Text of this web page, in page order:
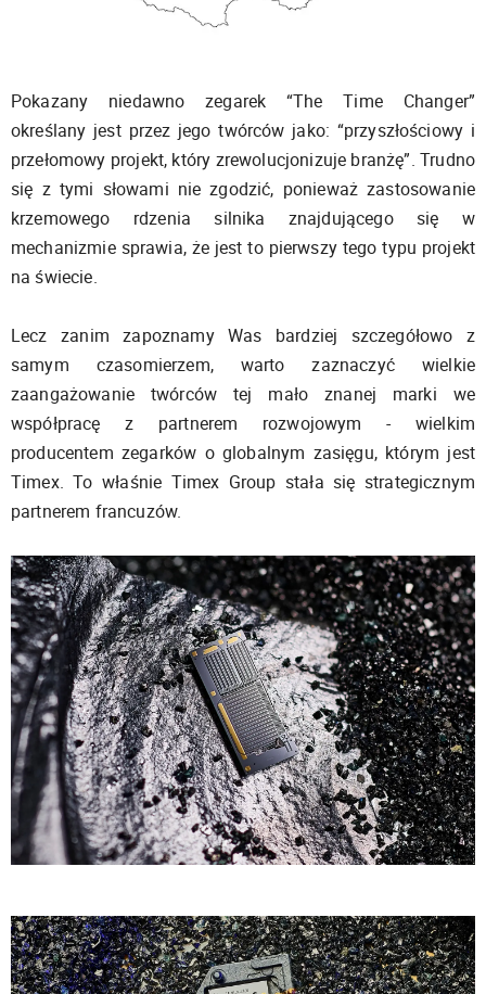
Pokazany niedawno zegarek “The Time Changer”
określany jest przez jego twórców jako: “przyszłościowy i
przełomowy projekt, który zrewolucjonizuje branżę”. Trudno
się z tymi słowami nie zgodzić, ponieważ zastosowanie
krzemowego rdzenia silnika znajdującego się w
mechanizmie sprawia, że jest to pierwszy tego typu projekt
na świecie.
Lecz zanim zapoznamy Was bardziej szczegółowo z
samym czasomierzem, warto zaznaczyć wielkie
zaangażowanie twórców tej mało znanej marki we
współpracę z partnerem rozwojowym - wielkim
producentem zegarków o globalnym zasięgu, którym jest
Timex. To właśnie Timex Group stała się strategicznym
partnerem francuzów.